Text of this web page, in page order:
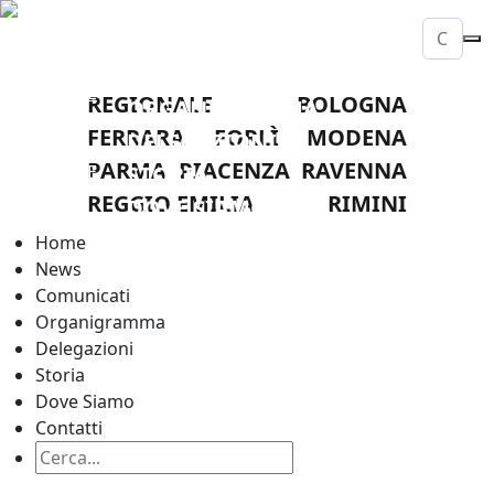
NAZIONALE
DILETTANTI
COMITATO
REGIONALE
ORGANIGRAMMA
DELEGAZIONI
STORIA
DOVE SIAMO
REGIONALE
BOLOGNA
FERRARA
FORLÌ
MODENA
PARMA PIACENZA RAVENNA
REGGIO EMILIA
RIMINI
Home
News
Comunicati
Organigramma
Delegazioni
Storia
Dove Siamo
Contatti